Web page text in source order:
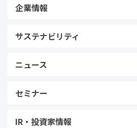
企業情報
サステナビリティ
ニュース
セミナー
IR・投資家情報